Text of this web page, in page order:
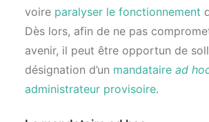
voire paralyser le fonctionnement
Dès lors, afin de ne pas
avenir, il peut être opportun de
désignation d’un mandataire ad
administrateur provisoire.